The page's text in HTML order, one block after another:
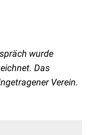
wurde
Das
Verein.